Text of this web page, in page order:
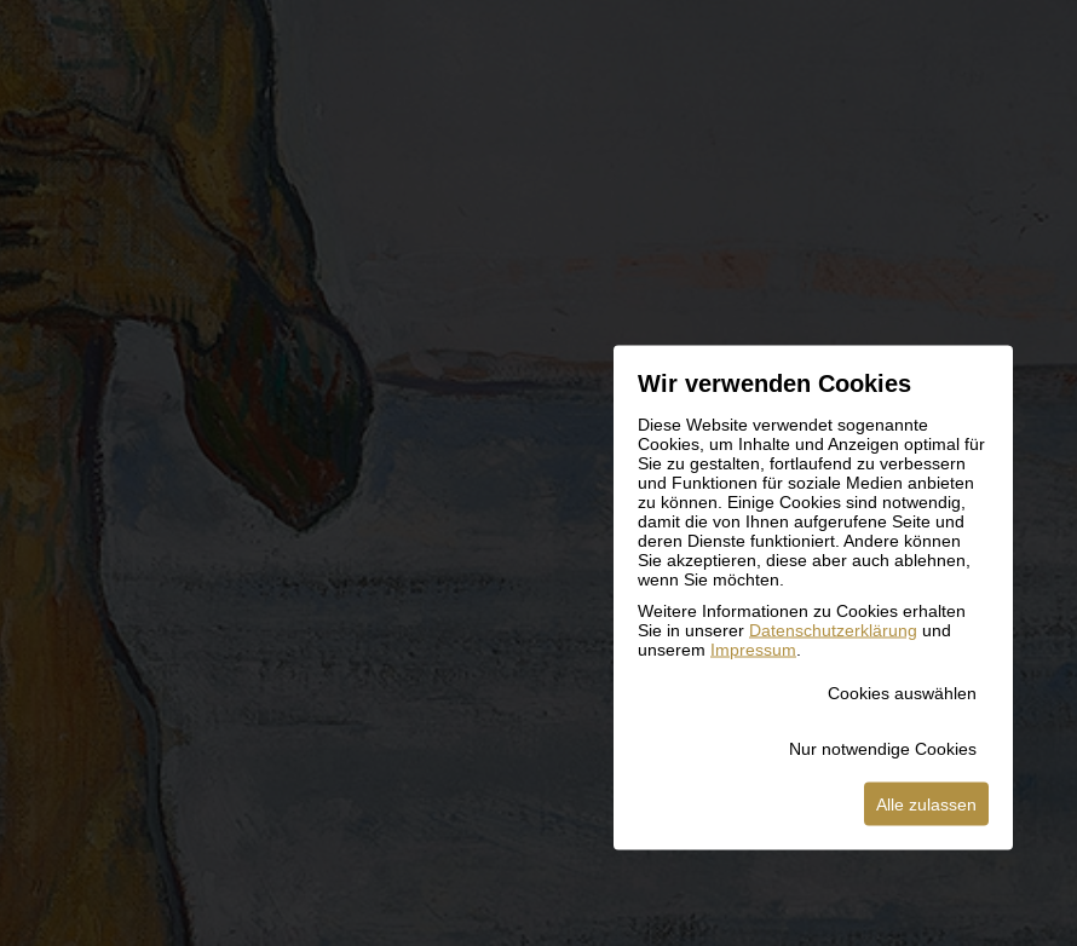
Wir verwenden Cookies
Diese Website verwendet sogenannte
Cookies, um Inhalte und Anzeigen optimal für
Sie zu gestalten, fortlaufend zu verbessern
und Funktionen für soziale Medien anbieten
zu können. Einige Cookies sind notwendig,
damit die von Ihnen aufgerufene Seite und
deren Dienste funktioniert. Andere können
Sie akzeptieren, diese aber auch ablehnen,
wenn Sie möchten.
Weitere Informationen zu Cookies erhalten
Sie in unserer Datenschutzerklärung und
unserem Impressum
Cookies auswählen
Nur notwendige Cookies
Alle zulassen